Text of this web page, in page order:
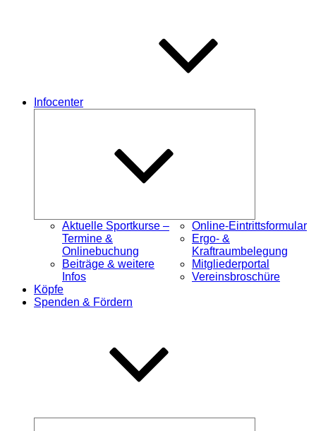
Infocenter
Aktuelle Sportkurse –
Termine &
Onlinebuchung
Beiträge & weitere
Infos
Online-Eintrittsformular
Ergo- &
Kraftraumbelegung
Mitgliederportal
Vereinsbroschüre
Köpfe
Spenden & Fördern